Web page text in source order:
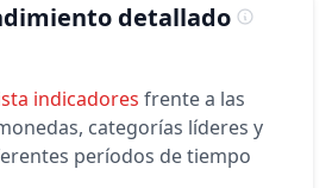
detallado
indicadores frente a las
categorías líderes y
períodos de tiempo